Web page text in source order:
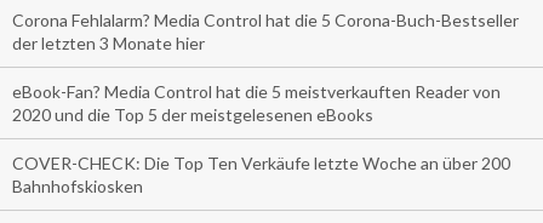
Corona Fehlalarm? Media Control hat die 5 Corona-Buch-Bestseller
der letzten 3 Monate hier
eBook-Fan? Media Control hat die 5 meistverkauften Reader von
2020 und die Top 5 der meistgelesenen eBooks
COVER-CHECK: Die Top Ten Verkäufe letzte Woche an über 200
Bahnhofskiosken